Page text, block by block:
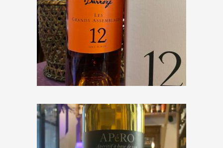
Darroze « Bas-Armagnac 12
ans »
€52,50